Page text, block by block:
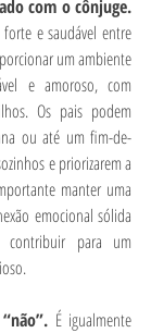
e saudável entre
um ambiente
e amoroso, com
Os pais podem
ou até um fim-de-
e priorizarem a
manter uma
emocional sólida
contribuir para um
É igualmente